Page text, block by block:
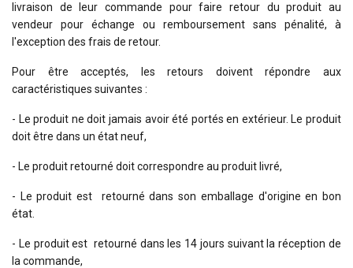
livraison de leur commande pour faire retour du produit au
vendeur pour échange ou remboursement sans pénalité, à
l'exception des frais de retour.
Pour être acceptés, les retours doivent répondre aux
caractéristiques suivantes :
- Le produit ne doit jamais avoir été portés en extérieur. Le produit
doit être dans un état neuf,
- Le produit retourné doit correspondre au produit livré,
- Le produit est retourné dans son emballage d'origine en bon
état.
- Le produit est retourné dans les 14 jours suivant la réception de
la commande,